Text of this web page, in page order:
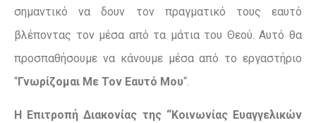
σημαντικό να δουν τον πραγματικό τους εαυτό
βλέποντας τον μέσα από τα μάτια του Θεού. Αυτό θα
προσπαθήσουμε να κάνουμε μέσα από το εργαστήριο
“Γνωρίζομαι Με Τον Εαυτό Μου“.
Η Επιτροπή Διακονίας της “Κοινωνίας Ευαγγελικών